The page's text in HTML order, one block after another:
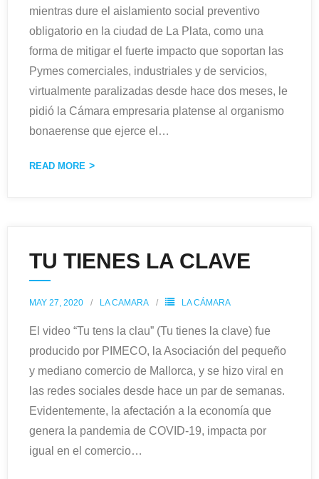
mientras dure el aislamiento social preventivo
obligatorio en la ciudad de La Plata, como una
forma de mitigar el fuerte impacto que soportan las
Pymes comerciales, industriales y de servicios,
virtualmente paralizadas desde hace dos meses, le
pidió la Cámara empresaria platense al organismo
bonaerense que ejerce el …
READ MORE
TU TIENES LA CLAVE
MAY 27, 2020 LA CAMARA LA CÁMARA
El video “Tu tens la clau” (Tu tienes la clave) fue
producido por PIMECO, la Asociación del pequeño
y mediano comercio de Mallorca, y se hizo viral en
las redes sociales desde hace un par de semanas.
Evidentemente, la afectación a la economía que
genera la pandemia de COVID-19, impacta por
igual en el comercio…